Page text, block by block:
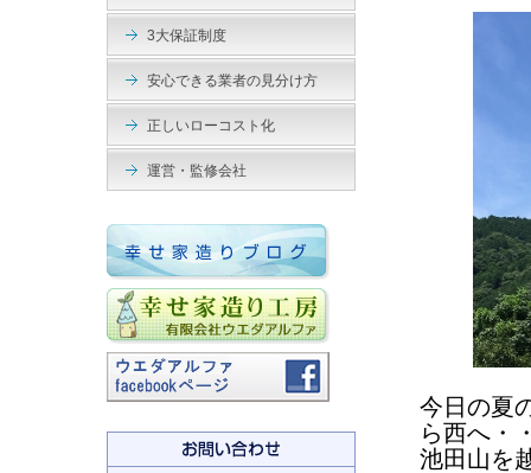
今日の夏
ら西へ・
池田山を
3大保証制度
安心できる業者の見分け方
正しいローコスト化
運営・監修会社